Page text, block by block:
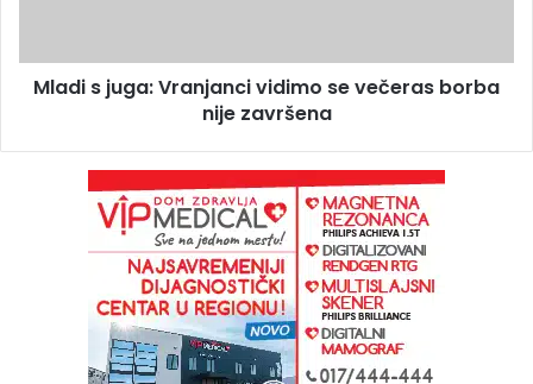
Mladi s juga: Vranjanci vidimo se večeras borba
nije završena